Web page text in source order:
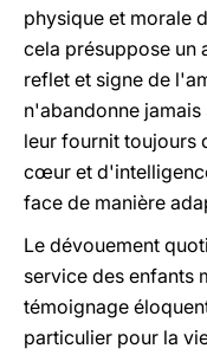
physique et morale
cela présuppose un
reflet et signe de
n'abandonne
leur fournit toujours
cœur et
face de manière
Le dévouement
service des enfants
témoignage
particulier pour la